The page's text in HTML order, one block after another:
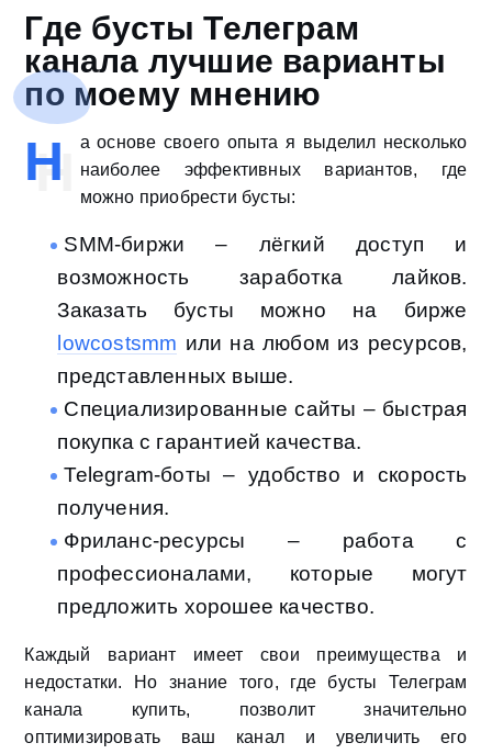
Где бусты Телеграм
канала лучшие варианты
по моему мнению
Н
а основе своего опыта я выделил несколько
наиболее эффективных вариантов, где
можно приобрести бусты:
SMM-биржи – лёгкий доступ и
возможность заработка лайков.
Заказать бусты можно на бирже
lowcostsmm или на любом из ресурсов,
представленных выше.
Специализированные сайты – быстрая
покупка с гарантией качества.
Telegram-боты – удобство и скорость
получения.
Фриланс-ресурсы – работа с
профессионалами, которые могут
предложить хорошее качество.
Каждый вариант имеет свои преимущества и
недостатки. Но знание того, где бусты Телеграм
канала купить, позволит значительно
оптимизировать ваш канал и увеличить его